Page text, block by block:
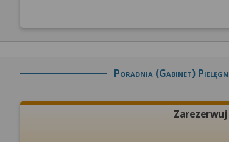
Poradnia (gabinet)